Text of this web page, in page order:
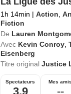
1h 14min | Action
Fiction
De Lauren
Avec Kevin Conroy,
Eisenberg
Titre original Justice
Spectateurs
3,9
Mes amis
--